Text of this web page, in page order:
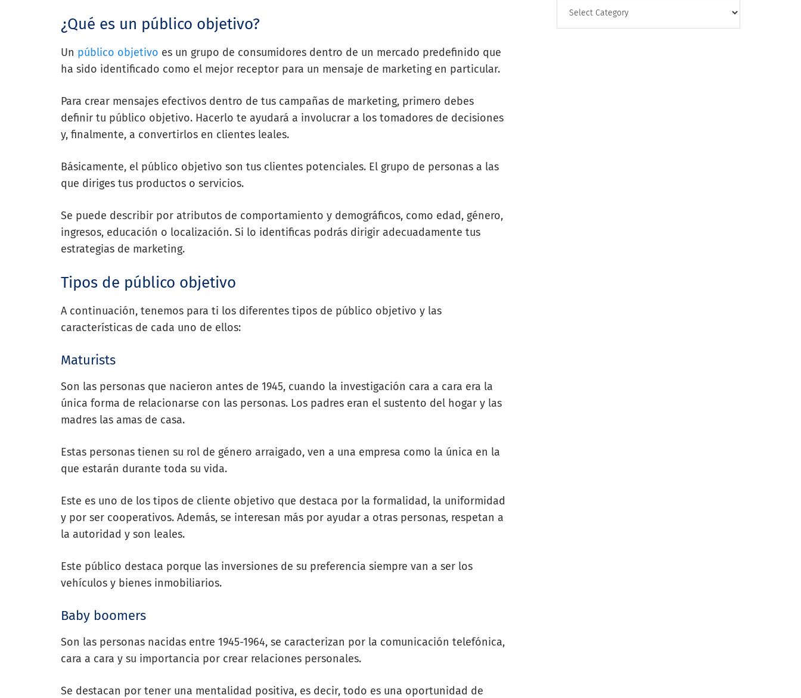
¿Qué es un público objetivo?
Un público objetivo es un grupo de consumidores dentro de un mercado predefinido que
ha sido identificado como el mejor receptor para un mensaje de marketing en particular.
Para crear mensajes efectivos dentro de tus campañas de marketing, primero debes
definir tu público objetivo. Hacerlo te ayudará a involucrar a los tomadores de decisiones
y, finalmente, a convertirlos en clientes leales.
Básicamente, el público objetivo son tus clientes potenciales. El grupo de personas a las
que diriges tus productos o servicios.
Se puede describir por atributos de comportamiento y demográficos, como edad, género,
ingresos, educación o localización. Si lo identificas podrás dirigir adecuadamente tus
estrategias de marketing.
Tipos de público objetivo
A continuación, tenemos para ti los diferentes tipos de público objetivo y las
características de cada uno de ellos:
Maturists
Son las personas que nacieron antes de 1945, cuando la investigación cara a cara era la
única forma de relacionarse con las personas. Los padres eran el sustento del hogar y las
madres las amas de casa.
Estas personas tienen su rol de género arraigado, ven a una empresa como la única en la
que estarán durante toda su vida.
Este es uno de los tipos de cliente objetivo que destaca por la formalidad, la uniformidad
y por ser cooperativos. Además, se interesan más por ayudar a otras personas, respetan a
la autoridad y son leales.
Este público destaca porque las inversiones de su preferencia siempre van a ser los
vehículos y bienes inmobiliarios.
Baby boomers
Son las personas nacidas entre 1945-1964, se caracterizan por la comunicación telefónica,
cara a cara y su importancia por crear relaciones personales.
Se destacan por tener una mentalidad positiva, es decir, todo es una oportunidad de
CATEGORY